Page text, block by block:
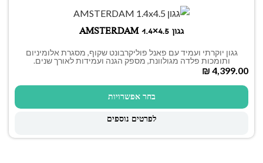
גגון AMSTERDAM 1.4×4.5
גגון יוקרתי ועמיד עם פאנל פוליקרבונט שקוף, מסגרת אלומיניום
ותומכות פלדה מגולוונת, מספק הגנה ועמידות לאורך שנים.
₪
בחר אפשרויות
לפרטים נוספים